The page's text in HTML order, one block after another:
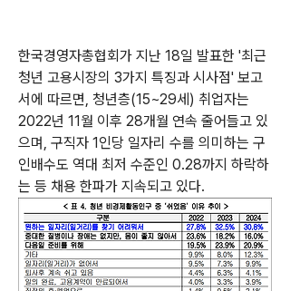
한국경영자총협회가 지난 18일 발표한 '최근
청년 고용시장의 3가지 특징과 시사점' 보고
서에 따르면, 청년층(15~29세) 취업자는
2022년 11월 이후 28개월 연속 줄어들고 있
으며, 구직자 1인당 일자리 수를 의미하는 구
인배수도 역대 최저 수준인 0.28까지 하락하
는 등 채용 한파가 지속되고 있다.